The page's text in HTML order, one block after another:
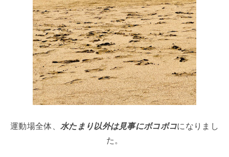
運動場全体、 水たまり以外は見事にボコボコになりまし
た。